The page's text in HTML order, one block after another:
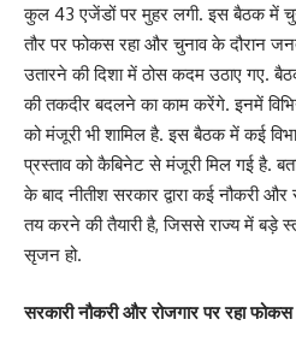
कुल 43 एजेंडों पर मुहर लगी. इस बैठक में
तौर पर फोकस रहा और चुनाव के दौरान
उतारने की दिशा में ठोस कदम उठाए गए.
की तकदीर बदलने का काम करेंगे. इनमें
को मंजूरी भी शामिल है. इस बैठक में कई
प्रस्ताव को कैबिनेट से मंजूरी मिल गई है.
के बाद नीतीश सरकार द्वारा कई नौकरी
तय करने की तैयारी है, जिससे राज्य में बड़े
सृजन हो.
सरकारी नौकरी और रोजगार पर रहा फोकस